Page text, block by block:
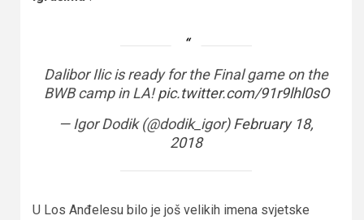
Dalibor Ilic is ready for the Final game on the
BWB camp in LA!pic.twitter.com/91r9lhl0sO
— Igor Dodik (@dodik_igor)February 18,
2018
U Los Anđelesu bilo je još velikih imena svjetske